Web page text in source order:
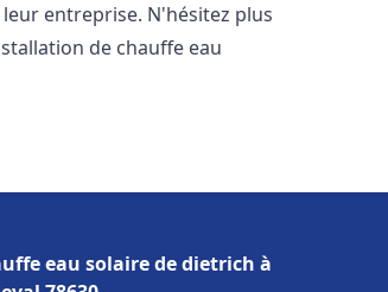
entreprise. N'hésitez plus
de chauffe eau
eau solaire de dietrich à